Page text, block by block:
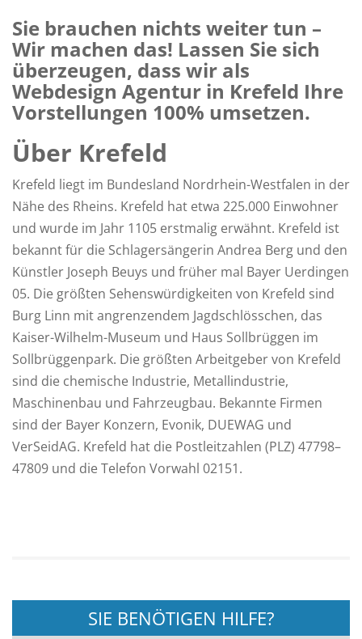
Sie brauchen nichts weiter tun –
Wir machen das! Lassen Sie sich
überzeugen, dass wir als
Webdesign Agentur in Krefeld Ihre
Vorstellungen 100% umsetzen.
Über Krefeld
Krefeld liegt im Bundesland Nordrhein-Westfalen in der
Nähe des Rheins. Krefeld hat etwa 225.000 Einwohner
und wurde im Jahr 1105 erstmalig erwähnt. Krefeld ist
bekannt für die Schlagersängerin Andrea Berg und den
Künstler Joseph Beuys und früher mal Bayer Uerdingen
05. Die größten Sehenswürdigkeiten von Krefeld sind
Burg Linn mit angrenzendem Jagdschlösschen, das
Kaiser-Wilhelm-Museum und Haus Sollbrüggen im
Sollbrüggenpark. Die größten Arbeitgeber von Krefeld
sind die chemische Industrie, Metallindustrie,
Maschinenbau und Fahrzeugbau. Bekannte Firmen
sind der Bayer Konzern, Evonik, DUEWAG und
VerSeidAG. Krefeld hat die Postleitzahlen (PLZ) 47798–
47809 und die Telefon Vorwahl 02151.
SIE BENÖTIGEN HILFE?